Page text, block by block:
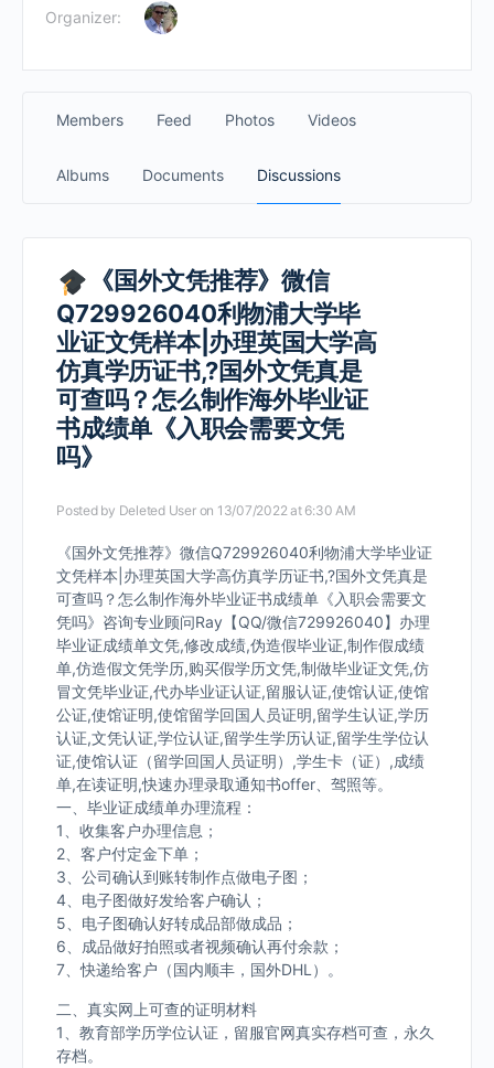
Organizer:
Members Feed Photos Videos
Albums Documents Discussions
《国外文凭推荐》微信
Q729926040利物浦大学毕
业证文凭样本|办理英国大学高
仿真学历证书,?国外文凭真是
可查吗？怎么制作海外毕业证
书成绩单《入职会需要文凭
吗》
Posted by Deleted User on 13/07/2022 at 6:30 AM
《国外文凭推荐》微信Q729926040利物浦大学毕业证
文凭样本|办理英国大学高仿真学历证书,?国外文凭真是
可查吗？怎么制作海外毕业证书成绩单《入职会需要文
凭吗》咨询专业顾问Ray【QQ/微信729926040】办理
毕业证成绩单文凭,修改成绩,伪造假毕业证,制作假成绩
单,仿造假文凭学历,购买假学历文凭,制做毕业证文凭,仿
冒文凭毕业证,代办毕业证认证,留服认证,使馆认证,使馆
公证,使馆证明,使馆留学回国人员证明,留学生认证,学历
认证,文凭认证,学位认证,留学生学历认证,留学生学位认
证,使馆认证（留学回国人员证明）,学生卡（证）,成绩
单,在读证明,快速办理录取通知书offer、驾照等。
一、毕业证成绩单办理流程：
1、收集客户办理信息；
2、客户付定金下单；
3、公司确认到账转制作点做电子图；
4、电子图做好发给客户确认；
5、电子图确认好转成品部做成品；
6、成品做好拍照或者视频确认再付余款；
7、快递给客户（国内顺丰，国外DHL）。
二、真实网上可查的证明材料
1、教育部学历学位认证，留服官网真实存档可查，永久
存档。